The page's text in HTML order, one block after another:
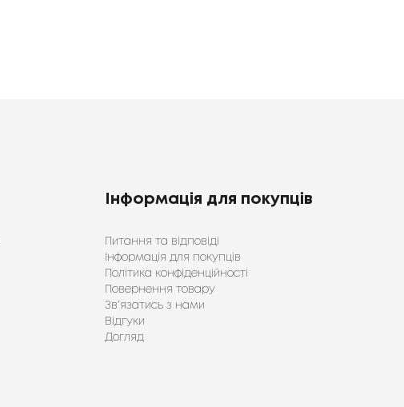
Інформація для покупців
Питання та відповіді
Інформація для покупців
Політика конфіденційності
Повернення товару
Зв’язатись з нами
Відгуки
Догляд